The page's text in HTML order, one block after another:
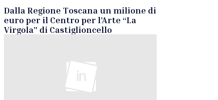
Dalla Regione Toscana un milione di
euro per il Centro per l’Arte “La
Virgola” di Castiglioncello